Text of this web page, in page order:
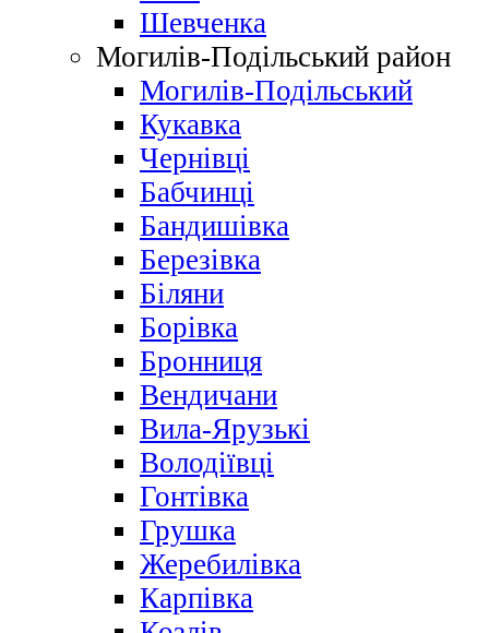
Шевченка
Могилів-Подільський район
Могилів-Подільський
Кукавка
Чернівці
Бабчинці
Бандишівка
Березівка
Біляни
Борівка
Бронниця
Вендичани
Вила-Ярузькі
Володіївці
Гонтівка
Грушка
Жеребилівка
Карпівка